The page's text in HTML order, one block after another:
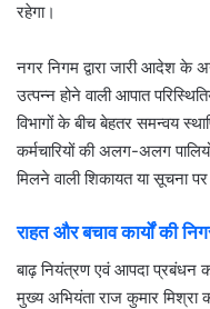
रहेगा।
नगर निगम द्वारा जारी आदेश के
उत्पन्न होने वाली आपात
विभागों के बीच बेहतर समन्वय
कर्मचारियों की अलग-अलग
मिलने वाली शिकायत या सूचना
राहत और बचाव कार्यों की
बाढ़ नियंत्रण एवं आपदा प्रबंधन
मुख्य अभियंता राज कुमार